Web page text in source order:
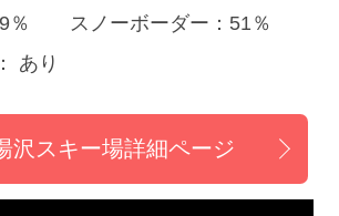
％ スノーボーダー：51％
あり
沢スキー場詳細ページ